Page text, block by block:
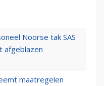
Noorse tak SAS
afgeblazen
maatregelen